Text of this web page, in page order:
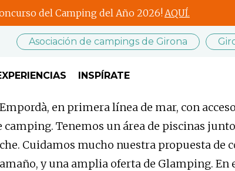
del Camping del Año 2026!AQUÍ.
Asociación de campings de Girona
INSPÍRATE
en primera línea de mar, con
Tenemos un área de piscinas
Cuidamos mucho nuestra propuesta de
y una amplia oferta de Glamping.